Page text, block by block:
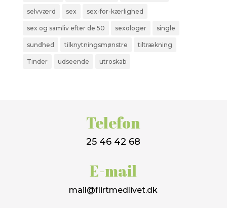
selvværd sex sex-for-kærlighed
sex og samliv efter de 50 sexologer single
sundhed tilknytningsmønstre tiltrækning
Tinder udseende utroskab
Telefon
25 46 42 68
E-mail
mail@flirtmedlivet.dk